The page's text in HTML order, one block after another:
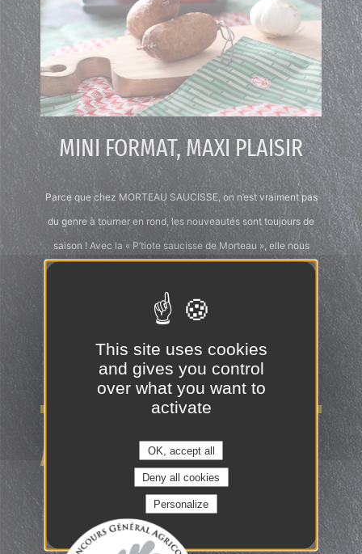
MINI FORMAT, MAXI PLAISIR
Parce que chez MORTEAU SAUCISSE, on n’est vraiment pas
du genre à tourner en rond, les nouveautés sont toujours de
saison ! Avec la « P’tiote saucisse de Morteau », elle nous
Spécialement conçues pour les petites tribus ou les petites
faims, ces 2 saucisses de 120g se partagent à gogo !
AUTRES ACTUALITÉS
This site uses cookies
and gives you control
over what you want to
activate
OK, accept all
Deny all cookies
Personalize